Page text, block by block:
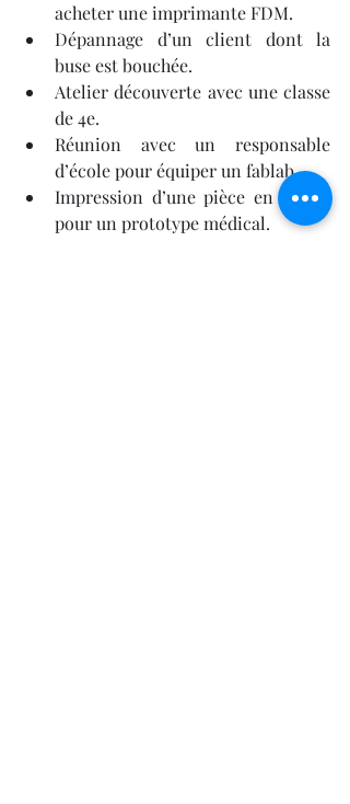
acheter une imprimante FDM.
Dépannage d’un client dont la
buse est bouchée.
Atelier découverte avec une classe
de 4e.
Réunion avec un responsable
d’école pour équiper un fablab.
Impression d’une pièce en résine
pour un prototype médical.